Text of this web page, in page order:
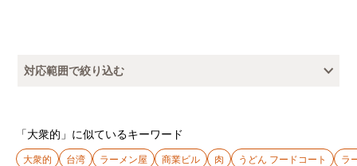
対応範囲で絞り込む
「大衆的」に似ているキーワード
大衆的 台湾 ラーメン屋 商業ビル 肉 うどん フードコート ラ